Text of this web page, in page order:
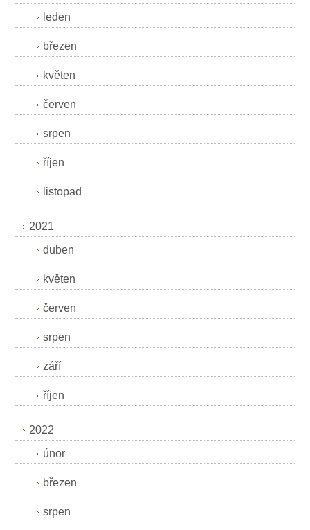
leden
březen
květen
červen
srpen
říjen
listopad
2021
duben
květen
červen
srpen
září
říjen
2022
únor
březen
srpen